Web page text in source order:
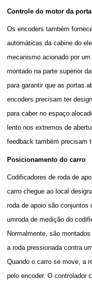
Controle do motor da
Os encoders também
automáticas da cabine do
mecanismo acionado por
montado na parte superior
para garantir que as portas
encoders precisam ter
para caber no espaço
lento nos extremos de
feedback também precisam
Posicionamento do carro
Codificadores de roda de
carro chegue ao local
roda de apoio são
umroda de medição do
Normalmente, são
a roda pressionada contra
Quando o carro se move, a
pelo encoder. O controlador